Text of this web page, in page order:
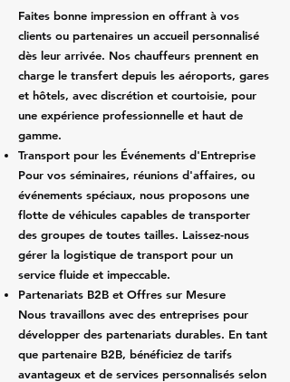
Faites bonne impression en offrant à vos
clients ou partenaires un accueil personnalisé
dès leur arrivée. Nos chauffeurs prennent en
charge le transfert depuis les aéroports, gares
et hôtels, avec discrétion et courtoisie, pour
une expérience professionnelle et haut de
gamme.
Transport pour les Événements d'Entreprise
Pour vos séminaires, réunions d'affaires, ou
événements spéciaux, nous proposons une
flotte de véhicules capables de transporter
des groupes de toutes tailles. Laissez-nous
gérer la logistique de transport pour un
service fluide et impeccable.
Partenariats B2B et Offres sur Mesure
Nous travaillons avec des entreprises pour
développer des partenariats durables. En tant
que partenaire B2B, bénéficiez de tarifs
avantageux et de services personnalisés selon